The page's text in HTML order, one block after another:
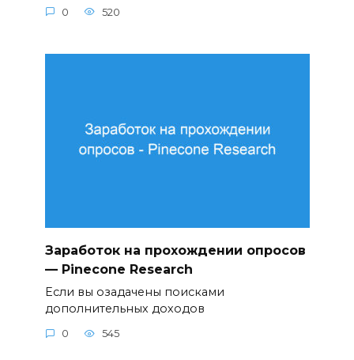
0 520
Заработок на прохождении опросов
— Pinecone Research
Если вы озадачены поисками
дополнительных доходов
0 545